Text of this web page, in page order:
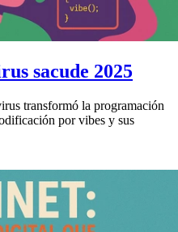
sacude 2025
transformó la programación
por vibes y sus